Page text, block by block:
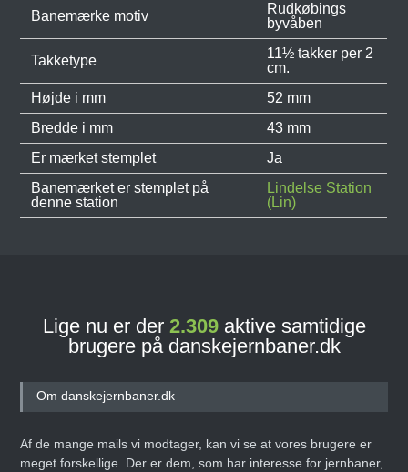
Banemærke motiv
Rudkøbings
byvåben
Takketype
11½ takker per 2
cm.
Højde i mm
52 mm
Bredde i mm
43 mm
Er mærket stemplet
Ja
Banemærket er stemplet på
denne station
Lindelse Station
(Lin)
Lige nu er der 2.309aktive samtidige
brugere på danskejernbaner.dk
Om danskejernbaner.dk
Af de mange mails vi modtager, kan vi se at vores brugere er
meget forskellige. Der er dem, som har interesse for jernbaner,